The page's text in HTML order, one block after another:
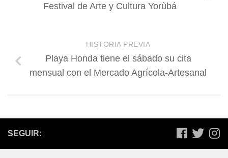
Festival de Arte y Cultura Yorùbá
HISTORIA PREVIA
Playa Honda tiene el sábado su cita
mensual con el Mercado Agrícola-Artesanal
SEGUIR: